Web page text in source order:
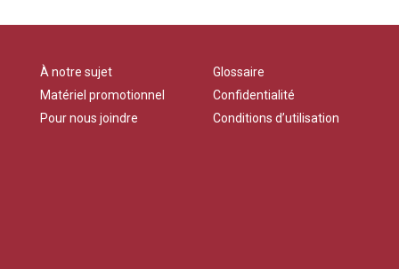
À notre sujet
Matériel promotionnel
Pour nous joindre
Glossaire
Confidentialité
Conditions d’utilisation